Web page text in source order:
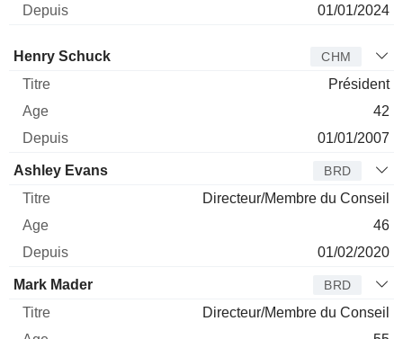
01/01/2024
Administrateur
Henry Schuck CHM
Président
42
01/01/2007
Ashley Evans BRD
Directeur/Membre du Conseil
46
01/02/2020
Mark Mader BRD
Directeur/Membre du Conseil